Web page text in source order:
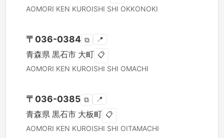
AOMORI KEN KUROISHI SHI OKKONOKI
〒 036-0384 ⧉ 📍
青森県 黒石市 大町 📋
AOMORI KEN KUROISHI SHI OMACHI
〒 036-0385 ⧉ 📍
青森県 黒石市 大板町 📋
AOMORI KEN KUROISHI SHI OITAMACHI